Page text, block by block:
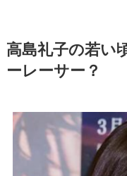
高島礼子の若い
ーレーサー？